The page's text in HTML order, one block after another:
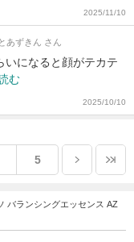
2025/11/10
あずきん さん
いになると顔がテカテ
む
2025/10/10
5
バランシングエッセンス AZ